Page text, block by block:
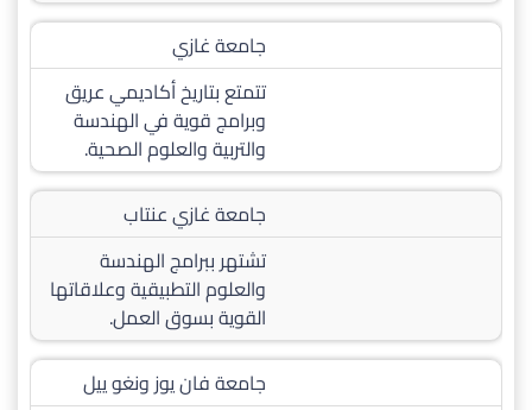
جامعة غازي
تتمتع بتاريخ أكاديمي عريق
وبرامج قوية في الهندسة
والتربية والعلوم الصحية.
جامعة غازي عنتاب
تشتهر ببرامج الهندسة
والعلوم التطبيقية وعلاقاتها
القوية بسوق العمل.
جامعة فان يوز ونغو ييل